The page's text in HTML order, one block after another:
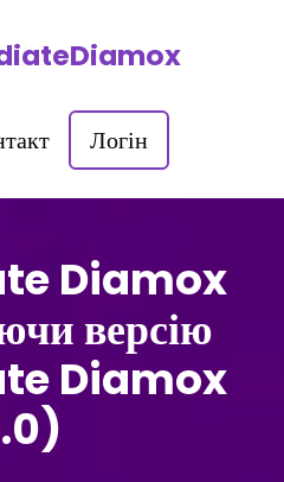
Логін
Diamox
версію
Diamox